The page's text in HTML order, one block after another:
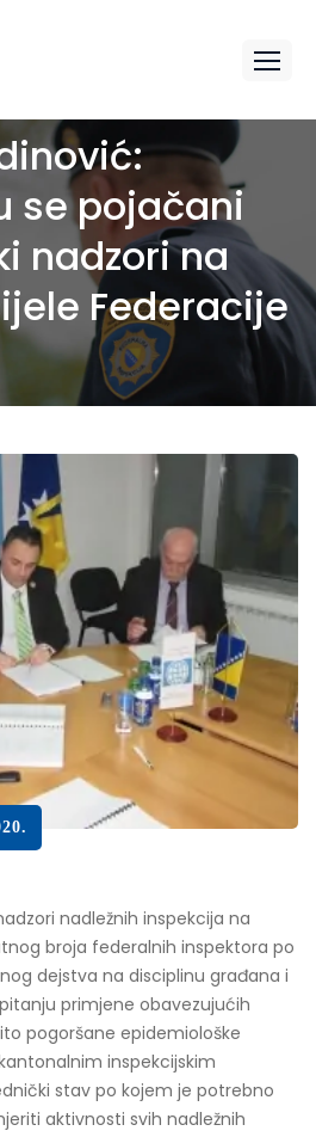
se pojačani
nadzori na
Federacije
nadležnih inspekcija na
broja federalnih inspektora po
dejstva na disciplinu građana i
primjene obavezujućih
pogoršane epidemiološke
inspekcijskim
stav po kojem je potrebno
aktivnosti svih nadležnih